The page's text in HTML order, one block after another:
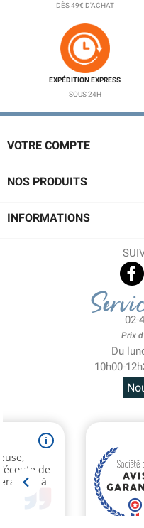
DÈS 49€ D'ACHAT
EXPÉDITION EXPRESS
SOUS 24H
VOTRE COMPTE
NOS PRODUITS
INFORMATIONS
02-
Prix
Du
10h00-